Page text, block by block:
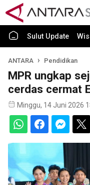
Sulut Update
ANTARA Pendidikan
MPR ungkap
cerdas cermat
Minggu, 14 Juni 2026